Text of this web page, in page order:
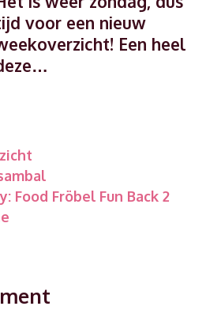
voor een nieuw
Een heel
Food Fröbel Fun Back 2